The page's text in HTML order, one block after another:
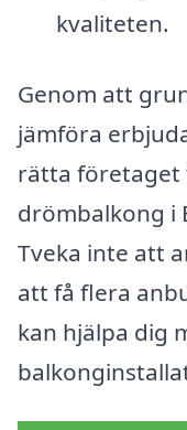
kvaliteten.
Genom att
jämföra
rätta företaget
drömbalkong i
Tveka inte att
att få flera
kan hjälpa dig